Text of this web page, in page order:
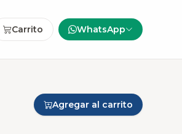
Carrito WhatsApp
Agregar al carrito